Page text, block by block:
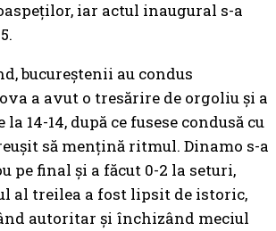
iar actul inaugural s-a
bucureștenii au condus
a avut o tresărire de orgoliu și a
la 14-14, după ce fusese condusă cu
să mențină ritmul. Dinamo s-a
pe final și a făcut 0-2 la seturi,
al treilea a fost lipsit de istoric,
autoritar și închizând meciul